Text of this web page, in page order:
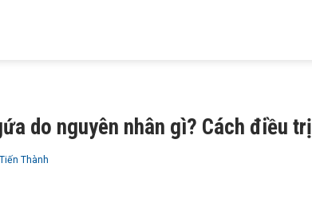
do nguyên nhân gì? Cách điều trị
Thành